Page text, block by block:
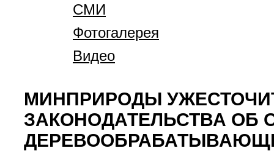
СМИ
Фотогалерея
Видео
МИНПРИРОДЫ
ЗАКОНОДАТЕЛЬСТВА ОБ